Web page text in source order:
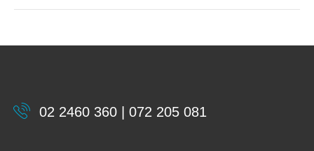
02 2460 360 | 072 205 081